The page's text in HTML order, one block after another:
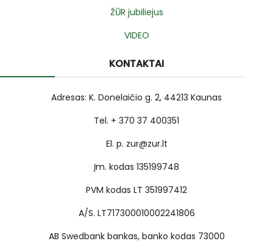
ŽŪR jubiliejus
VIDEO
KONTAKTAI
Adresas: K. Donelaičio g. 2, 44213 Kaunas
Tel. + 370 37 400351
El. p. zur@zur.lt
Įm. kodas 135199748
PVM kodas LT 351997412
A/S. LT717300010002241806
AB Swedbank bankas, banko kodas 73000